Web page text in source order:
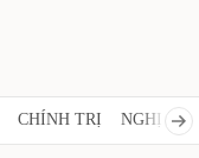
CHÍNH TRỊ NGHỊ